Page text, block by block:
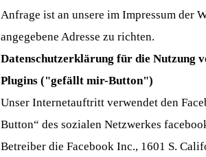
Anfrage ist an unsere im Impressum der
angegebene Adresse zu richten.
Datenschutzerklärung für die Nutzung
Plugins ("gefällt mir-Button")
Unser Internetauftritt verwendet den
Button“ des sozialen Netzwerkes
Betreiber die Facebook Inc., 1601 S.